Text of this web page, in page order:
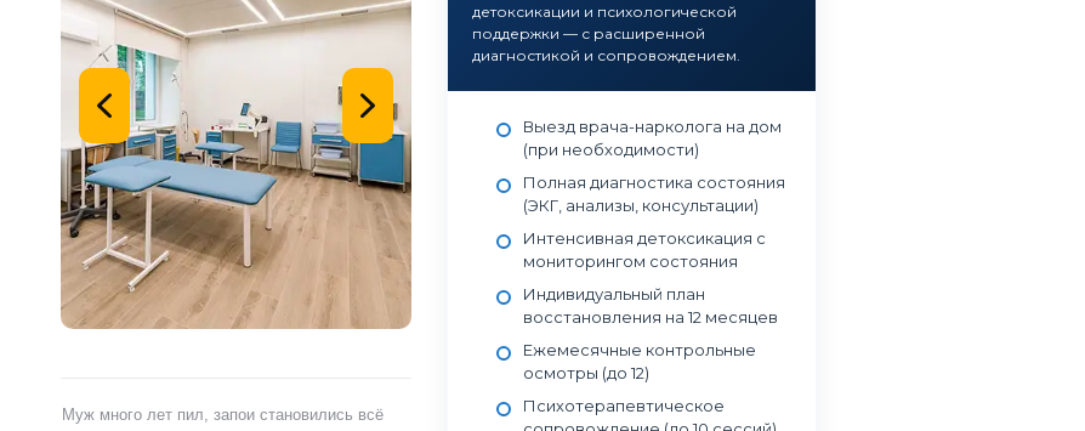
Муж много лет пил, запои становились всё
Я сам обратился в наркологическую клинику
детоксикации и психологической
поддержки — с расширенной
диагностикой и сопровождением.
Выезд врача-нарколога на дом
(при необходимости)
Полная диагностика состояния
(ЭКГ, анализы, консультации)
Интенсивная детоксикация с
мониторингом состояния
Индивидуальный план
восстановления на 12 месяцев
Ежемесячные контрольные
осмотры (до 12)
Психотерапевтическое